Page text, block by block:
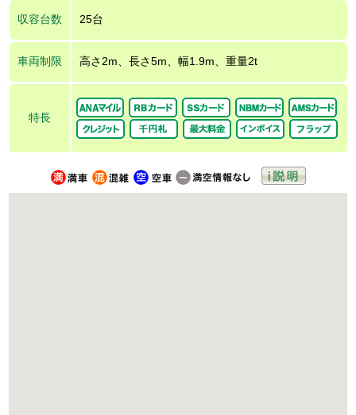
収容台数 25台
車両制限 高さ2m、長さ5m、幅1.9m、重量2t
特長